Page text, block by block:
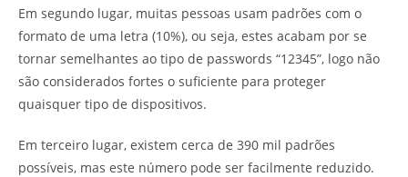
Em segundo lugar, muitas pessoas usam padrões com o
formato de uma letra (10%), ou seja, estes acabam por se
tornar semelhantes ao tipo de passwords “12345”, logo não
são considerados fortes o suficiente para proteger
quaisquer tipo de dispositivos.
Em terceiro lugar, existem cerca de 390 mil padrões
possíveis, mas este número pode ser facilmente reduzido.